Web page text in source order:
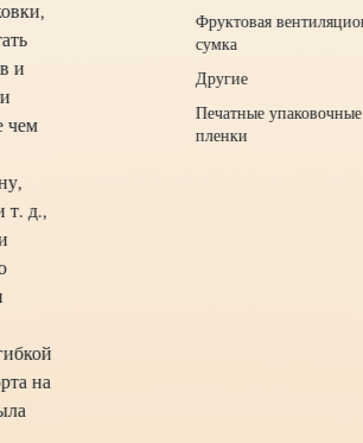
и
чем
т. д.,
на
Фруктовая
сумка
Другие
Печатные упаковочные
пленки